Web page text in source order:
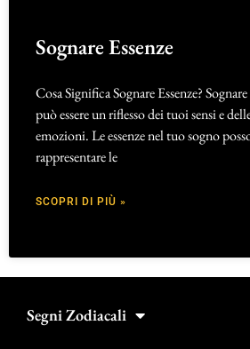
Sognare Essenze
Cosa Significa Sognare Essenze? Sognare
può essere un riflesso dei tuoi sensi e
emozioni. Le essenze nel tuo sogno
rappresentare le
SCOPRI DI PIÙ »
Segni Zodiacali